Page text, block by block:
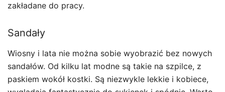
zakładane do pracy.
Sandały
Wiosny i lata nie można sobie wyobrazić bez nowych
sandałów. Od kilku lat modne są takie na szpilce, z
paskiem wokół kostki. Są niezwykle lekkie i kobiece,